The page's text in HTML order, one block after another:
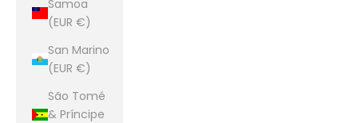
Samoa
(EUR €)
San Marino
(EUR €)
São Tomé
& Príncipe